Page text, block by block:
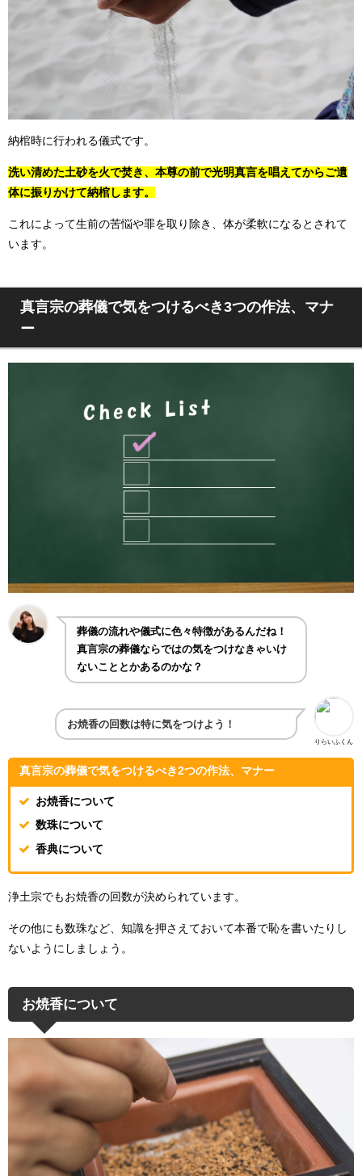
納棺時に行われる儀式です。
洗い清めた土砂を火で焚き、本尊の前で光明真言を唱えてからご遺
体に振りかけて納棺します。
これによって生前の苦悩や罪を取り除き、体が柔軟になるとされて
います。
真言宗の葬儀で気をつけるべき3つの作法、マナ
ー
葬儀の流れや儀式に色々特徴があるんだね！
真言宗の葬儀ならではの気をつけなきゃいけ
ないこととかあるのかな？
りらいふくん
お焼香の回数は特に気をつけよう！
真言宗の葬儀で気をつけるべき2つの作法、マナー
お焼香について
数珠について
香典について
浄土宗でもお焼香の回数が決められています。
その他にも数珠など、知識を押さえておいて本番で恥を書いたりし
ないようにしましょう。
お焼香について